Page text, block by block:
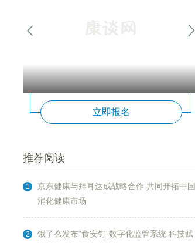
立即报名
推荐阅读
1
京东健康与拜耳达成战略合作 共同开拓中国
消化健康市场
2
饿了么发布“食安钉”数字化监管系统 科技赋